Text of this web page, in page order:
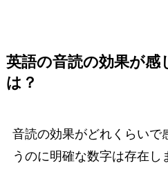
英語の音読の効果が感
は？
音読の効果がどれくらいで
うのに明確な数字は存在し